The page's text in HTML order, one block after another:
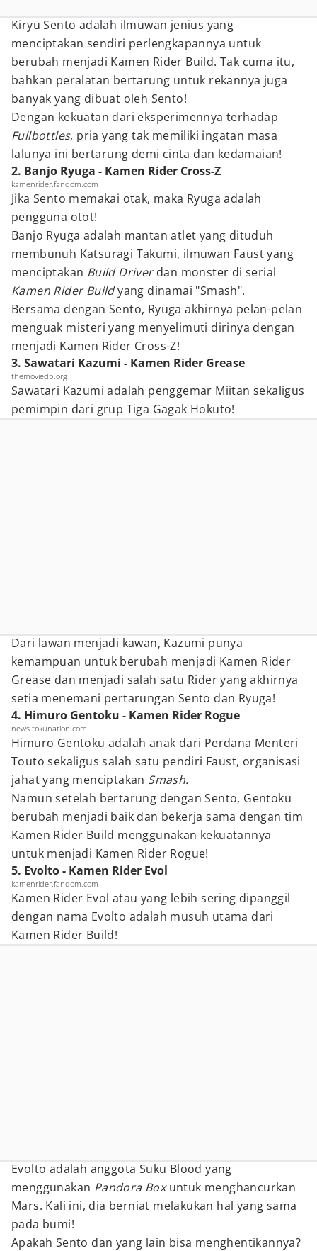
Kiryu Sento adalah ilmuwan jenius yang
menciptakan sendiri perlengkapannya untuk
berubah menjadi Kamen Rider Build. Tak cuma itu,
bahkan peralatan bertarung untuk rekannya juga
banyak yang dibuat oleh Sento!
Dengan kekuatan dari eksperimennya terhadap
Fullbottles, pria yang tak memiliki ingatan masa
lalunya ini bertarung demi cinta dan kedamaian!
2. Banjo Ryuga - Kamen Rider Cross-Z
kamenrider.fandom.com
Jika Sento memakai otak, maka Ryuga adalah
pengguna otot!
Banjo Ryuga adalah mantan atlet yang dituduh
membunuh Katsuragi Takumi, ilmuwan Faust yang
menciptakan Build Driverdan monster di serial
Kamen Rider Buildyang dinamai "Smash".
Bersama dengan Sento, Ryuga akhirnya pelan-pelan
menguak misteri yang menyelimuti dirinya dengan
menjadi Kamen Rider Cross-Z!
3. Sawatari Kazumi - Kamen Rider Grease
themoviedb.org
Sawatari Kazumi adalah penggemar Miitan sekaligus
pemimpin dari grup Tiga Gagak Hokuto!
Dari lawan menjadi kawan, Kazumi punya
kemampuan untuk berubah menjadi Kamen Rider
Grease dan menjadi salah satu Rider yang akhirnya
setia menemani pertarungan Sento dan Ryuga!
4. Himuro Gentoku - Kamen Rider Rogue
news.tokunation.com
Himuro Gentoku adalah anak dari Perdana Menteri
Touto sekaligus salah satu pendiri Faust, organisasi
jahat yang menciptakan Smash.
Namun setelah bertarung dengan Sento, Gentoku
berubah menjadi baik dan bekerja sama dengan tim
Kamen Rider Build menggunakan kekuatannya
untuk menjadi Kamen Rider Rogue!
5. Evolto - Kamen Rider Evol
kamenrider.fandom.com
Kamen Rider Evol atau yang lebih sering dipanggil
dengan nama Evolto adalah musuh utama dari
Kamen Rider Build!
Evolto adalah anggota Suku Blood yang
menggunakan Pandora Boxuntuk menghancurkan
Mars. Kali ini, dia berniat melakukan hal yang sama
pada bumi!
Apakah Sento dan yang lain bisa menghentikannya?